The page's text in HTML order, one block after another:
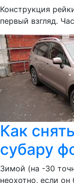
Конструкция
первый взгляд.
Как
субару
Зимой (на -30
неохотно, если он